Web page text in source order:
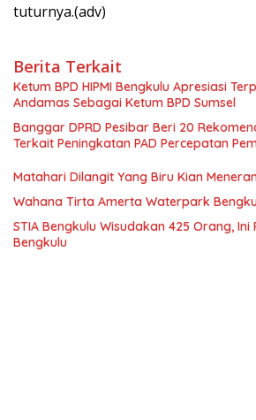
tuturnya.(adv)
Berita Terkait
Ketum BPD HIPMI Bengkulu Apresiasi
Andamas Sebagai Ketum BPD Sumsel
Banggar DPRD Pesibar Beri 20
Terkait Peningkatan PAD Percepatan
Matahari Dilangit Yang Biru Kian
Wahana Tirta Amerta Waterpark
STIA Bengkulu Wisudakan 425 Orang, Ini
Bengkulu